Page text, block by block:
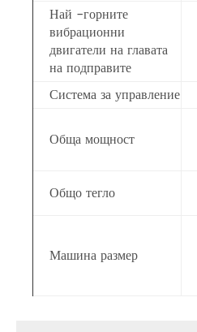
Най -горните
вибрационни
двигатели на главата
на подправите
Система за управление
Обща мощност
Общо тегло
Машина размер